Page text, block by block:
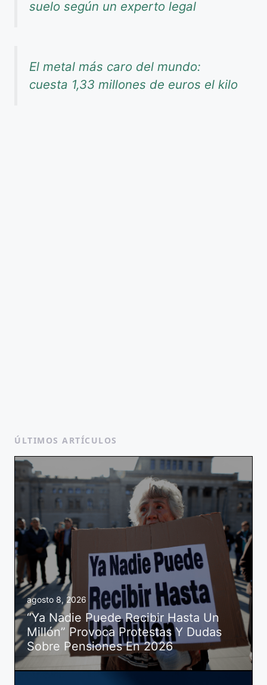
suelo según un experto legal
El metal más caro del mundo:
cuesta 1,33 millones de euros el kilo
ÚLTIMOS ARTÍCULOS
agosto 8, 2026
“Ya Nadie Puede Recibir Hasta Un
Millón” Provoca Protestas Y Dudas
Sobre Pensiones En 2026